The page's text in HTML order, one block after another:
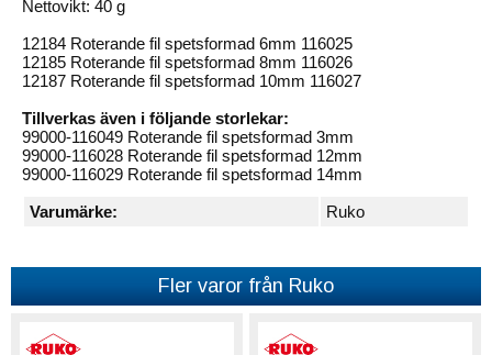
Nettovikt: 40 g
12184 Roterande fil spetsformad 6mm 116025
12185 Roterande fil spetsformad 8mm 116026
12187 Roterande fil spetsformad 10mm 116027
Tillverkas även i följande storlekar:
99000-116049 Roterande fil spetsformad 3mm
99000-116028 Roterande fil spetsformad 12mm
99000-116029 Roterande fil spetsformad 14mm
Varumärke:
Ruko
Fler varor från Ruko